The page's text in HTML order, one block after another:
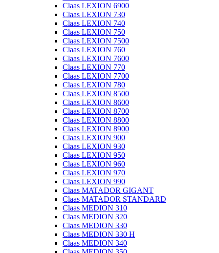
Claas LEXION 6900
Claas LEXION 730
Claas LEXION 740
Claas LEXION 750
Claas LEXION 7500
Claas LEXION 760
Claas LEXION 7600
Claas LEXION 770
Claas LEXION 7700
Claas LEXION 780
Claas LEXION 8500
Claas LEXION 8600
Claas LEXION 8700
Claas LEXION 8800
Claas LEXION 8900
Claas LEXION 900
Claas LEXION 930
Claas LEXION 950
Claas LEXION 960
Claas LEXION 970
Claas LEXION 990
Claas MATADOR GIGANT
Claas MATADOR STANDARD
Claas MEDION 310
Claas MEDION 320
Claas MEDION 330
Claas MEDION 330 H
Claas MEDION 340